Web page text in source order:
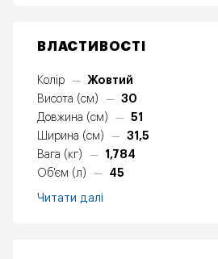
ВЛАСТИВОСТІ
Колір —
Жовтий
Висота (см)
—
30
Довжина (см)
—
51
Ширина (см)
—
31,5
Вага (кг)
—
1,784
Об'єм (л)
— 45
Читати далі